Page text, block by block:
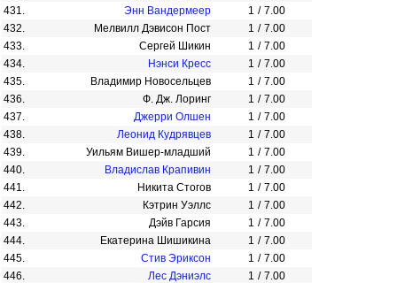
431.
Энн Вандермеер 1 / 7.00
432.
Мелвилл Дэвисон Пост 1 / 7.00
433.
Сергей Шикин 1 / 7.00
434.
Нэнси Кресс 1 / 7.00
435.
Владимир Новосельцев 1 / 7.00
436.
Ф. Дж. Лоринг 1 / 7.00
437.
Джерри Олшен 1 / 7.00
438.
Леонид Кудрявцев 1 / 7.00
439.
Уильям Вишер-младший 1 / 7.00
440.
Владислав Крапивин 1 / 7.00
441.
Никита Стогов 1 / 7.00
442.
Кэтрин Уэллс 1 / 7.00
443.
Дэйв Гарсия 1 / 7.00
444.
Екатерина Шишикина 1 / 7.00
445.
Стив Эриксон 1 / 7.00
446.
Лес Дэниэлс 1 / 7.00